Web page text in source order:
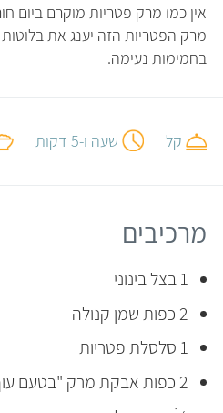
אין כמו מרק פטריות מוקרם ביום
מרק הפטריות הזה יענג את
בחמימות נעימה.
קל שעה ו-5 דקות
מרכיבים
1 בצל בינוני
2 כפות שמן קנולה
1 סלסלת פטריות
2 כפות אבקת מרק "בטעם עוף" (פרווה)